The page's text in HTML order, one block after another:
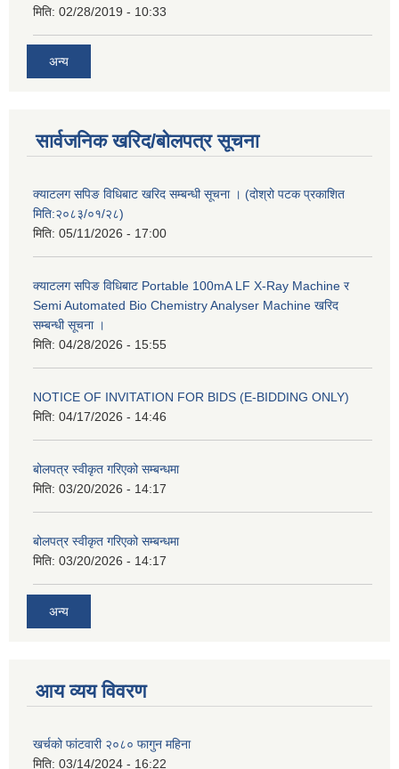
मिति: 02/28/2019 - 10:33
अन्य
सार्वजनिक खरिद/बोलपत्र सूचना
क्याटलग सपिङ विधिबाट खरिद सम्बन्धी सूचना । (दोश्रो पटक प्रकाशित
मिति:२०८३/०१/२८)
मिति: 05/11/2026 - 17:00
क्याटलग सपिङ विधिबाट Portable 100mA LF X-Ray Machine र
Semi Automated Bio Chemistry Analyser Machine खरिद
सम्बन्धी सूचना ।
मिति: 04/28/2026 - 15:55
NOTICE OF INVITATION FOR BIDS (E-BIDDING ONLY)
मिति: 04/17/2026 - 14:46
बोलपत्र स्वीकृत गरिएको सम्बन्धमा
मिति: 03/20/2026 - 14:17
बोलपत्र स्वीकृत गरिएको सम्बन्धमा
मिति: 03/20/2026 - 14:17
अन्य
आय व्यय विवरण
खर्चको फांटवारी २०८० फागुन महिना
मिति: 03/14/2024 - 16:22